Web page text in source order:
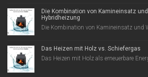
Die Kombination von Kamineinsatz
Hybridheizung
Die Kombination von Kamineinsatz und
Das Heizen mit Holz vs. Schiefergas
Das Heizen mit Holz als erneuerbare